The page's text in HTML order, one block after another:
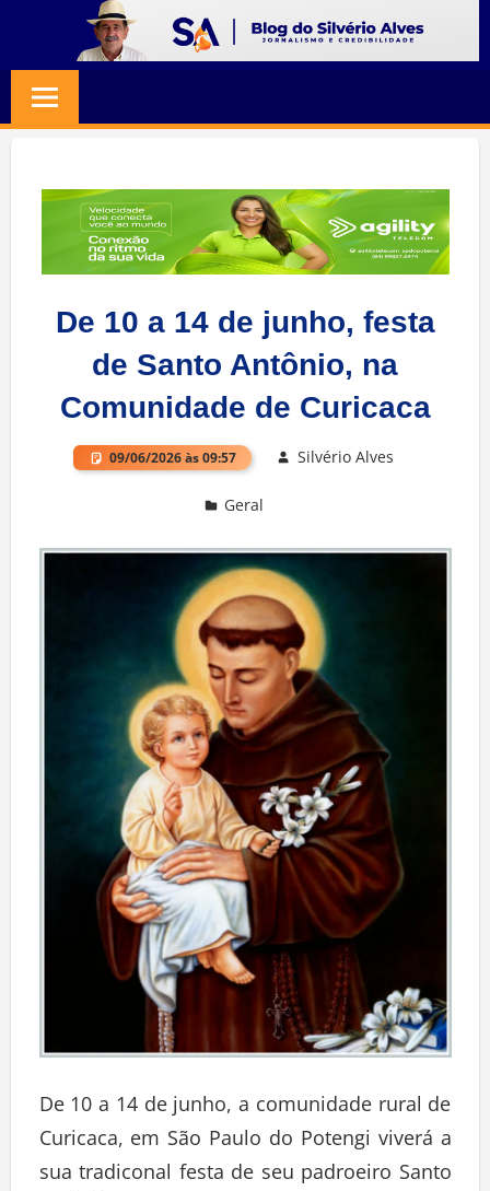
content
SILVERIO
ALVES
Jornalismo
Credibilidade
De 10 a 14 de junho, festa
de Santo Antônio, na
Comunidade de Curicaca
09/06/2026 às 09:57 Silvério Alves
Geral
De 10 a 14 de junho, a comunidade rural de
Curicaca, em São Paulo do Potengi viverá a
sua tradiconal festa de seu padroeiro Santo